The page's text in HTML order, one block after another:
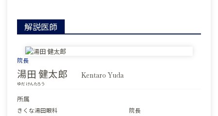
解説医師
院長
湯田 健太郎 Kentaro Yuda
ゆだ けんたろう
所属
きくな湯田眼科
院長